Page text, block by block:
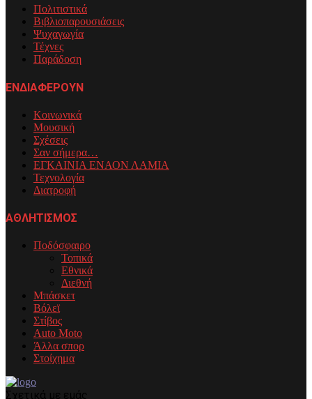
Πολιτιστικά
Βιβλιοπαρουσιάσεις
Ψυχαγωγία
Τέχνες
Παράδοση
ΕΝΔΙΑΦΕΡΟΥΝ
Κοινωνικά
Μουσική
Σχέσεις
Σαν σήμερα…
ΕΓΚΑΙΝΙΑ ΕΝΑΟΝ ΛΑΜΙΑ
Τεχνολογία
Διατροφή
ΑΘΛΗΤΙΣΜΟΣ
Ποδόσφαιρο
Τοπικά
Εθνικά
Διεθνή
Μπάσκετ
Βόλεϊ
Στίβος
Auto Moto
Άλλα σπορ
Στοίχημα
Σχετικά με εμάς